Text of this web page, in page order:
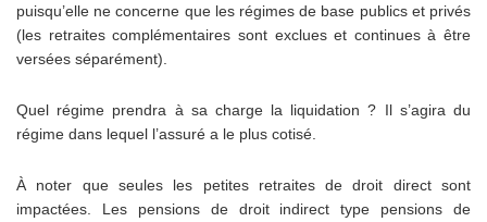
puisqu’elle ne concerne que les régimes de base publics et privés
(les retraites complémentaires sont exclues et continues à être
versées séparément).
Quel régime prendra à sa charge la liquidation ? Il s’agira du
régime dans lequel l’assuré a le plus cotisé.
À noter que seules les petites retraites de droit direct sont
impactées. Les pensions de droit indirect type pensions de